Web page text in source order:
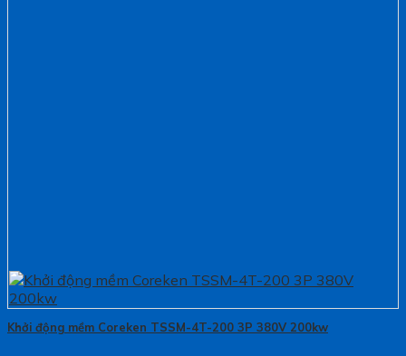
Khởi động mềm Coreken TSSM-4T-200 3P 380V 200kw